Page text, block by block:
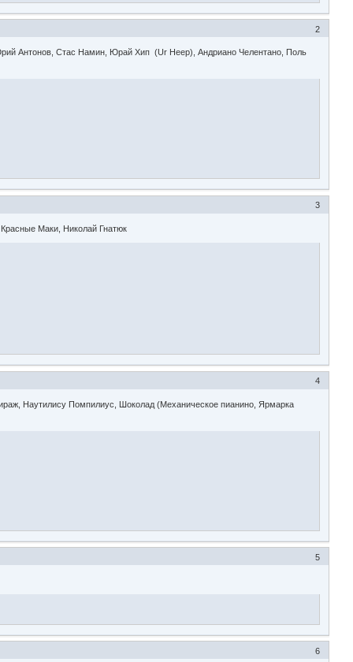
2
Антонов, Стас Намин, Юрай Хип (Ur Heep), Андриано Челентано, Поль
3
Маки, Николай Гнатюк
4
Наутилису Помпилиус, Шоколад (Механическое пианино, Ярмарка
5
6